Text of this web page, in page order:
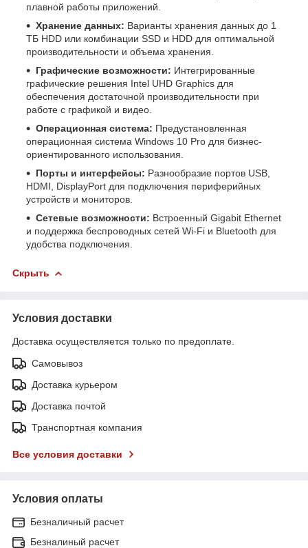
плавной работы приложений.
Хранение данных: Варианты хранения данных до 1
ТБ HDD или комбинации SSD и HDD для оптимальной
производительности и объема хранения.
Графические возможности: Интегрированные
графические решения Intel UHD Graphics для
обеспечения достаточной производительности при
работе с графикой и видео.
Операционная система: Предустановленная
операционная система Windows 10 Pro для бизнес-
ориентированного использования.
Порты и интерфейсы: Разнообразие портов USB,
HDMI, DisplayPort для подключения периферийных
устройств и мониторов.
Сетевые возможности: Встроенный Gigabit Ethernet
и поддержка беспроводных сетей Wi-Fi и Bluetooth для
удобства подключения.
Скрыть
Условия доставки
Доставка осуществляется только по предоплате.
Самовывоз
Доставка курьером
Доставка почтой
Транспортная компания
Все условия доставки
Условия оплаты
Безналичный расчет
Безналиный расчет